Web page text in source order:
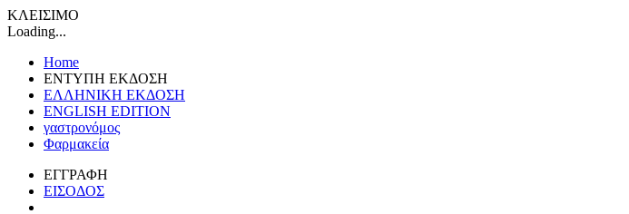
ΚΛΕΙΣΙΜΟ
Loading...
Home
ΕΝΤΥΠΗ ΕΚΔΟΣΗ
ΕΛΛΗΝΙΚΗ ΕΚΔΟΣΗ
ENGLISH EDITION
γαστρονόμος
Φαρμακεία
ΕΓΓΡΑΦΗ
ΕΙΣΟΔΟΣ